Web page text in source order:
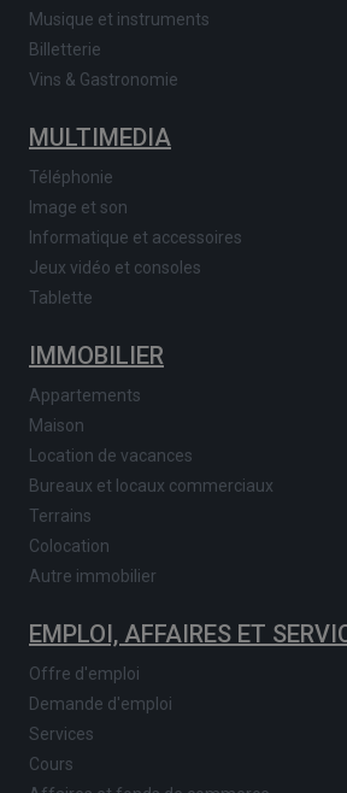
Musique et instruments
Billetterie
Vins & Gastronomie
MULTIMEDIA
Téléphonie
Image et son
Informatique et accessoires
Jeux vidéo et consoles
Tablette
IMMOBILIER
Appartements
Maison
Location de vacances
Bureaux et locaux commerciaux
Terrains
Colocation
Autre immobilier
EMPLOI, AFFAIRES ET
Offre d'emploi
Demande d'emploi
Services
Cours